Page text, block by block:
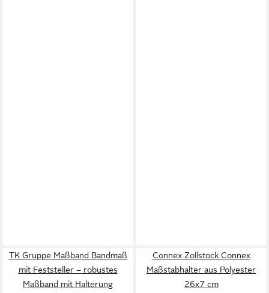
TK Gruppe Maßband Bandmaß
mit Feststeller – robustes
Maßband mit Halterung
Connex Zollstock Connex
Maßstabhalter aus Polyester
26x7 cm